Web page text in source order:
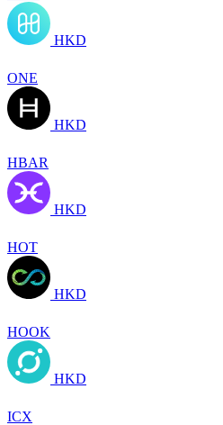
HKD
ONE
HKD
HBAR
HKD
HOT
HKD
HOOK
HKD
ICX